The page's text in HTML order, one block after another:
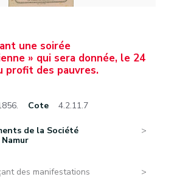
une soirée
» qui sera donnée, le 24
profit des pauvres.
Cote 4.2.11.7
de la Société
des manifestations